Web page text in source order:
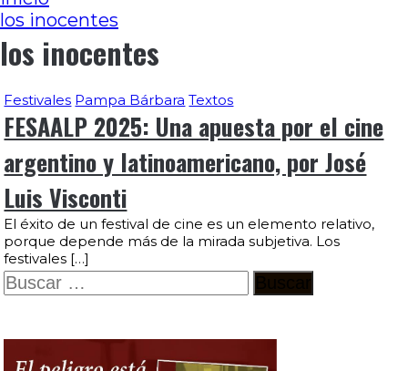
contenido
los inocentes
los inocentes
Festivales Pampa Bárbara Textos
FESAALP 2025: Una apuesta por el cine
argentino y latinoamericano, por José
Luis Visconti
El éxito de un festival de cine es un elemento relativo,
porque depende más de la mirada subjetiva. Los
festivales […]
Buscar: